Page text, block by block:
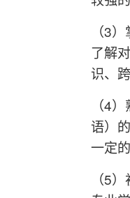
（3
了解
识、
（4
语）
一定
（5